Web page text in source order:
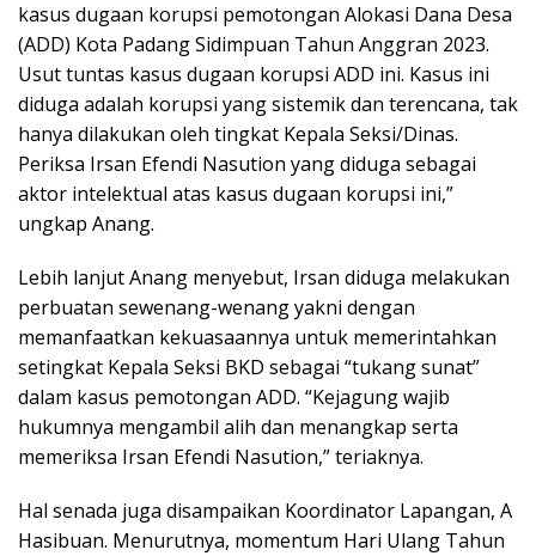
kasus dugaan korupsi pemotongan Alokasi Dana Desa
(ADD) Kota Padang Sidimpuan Tahun Anggran 2023.
Usut tuntas kasus dugaan korupsi ADD ini. Kasus ini
diduga adalah korupsi yang sistemik dan terencana, tak
hanya dilakukan oleh tingkat Kepala Seksi/Dinas.
Periksa Irsan Efendi Nasution yang diduga sebagai
aktor intelektual atas kasus dugaan korupsi ini,”
ungkap Anang.
Lebih lanjut Anang menyebut, Irsan diduga melakukan
perbuatan sewenang-wenang yakni dengan
memanfaatkan kekuasaannya untuk memerintahkan
setingkat Kepala Seksi BKD sebagai “tukang sunat”
dalam kasus pemotongan ADD. “Kejagung wajib
hukumnya mengambil alih dan menangkap serta
memeriksa Irsan Efendi Nasution,” teriaknya.
Hal senada juga disampaikan Koordinator Lapangan, A
Hasibuan. Menurutnya, momentum Hari Ulang Tahun